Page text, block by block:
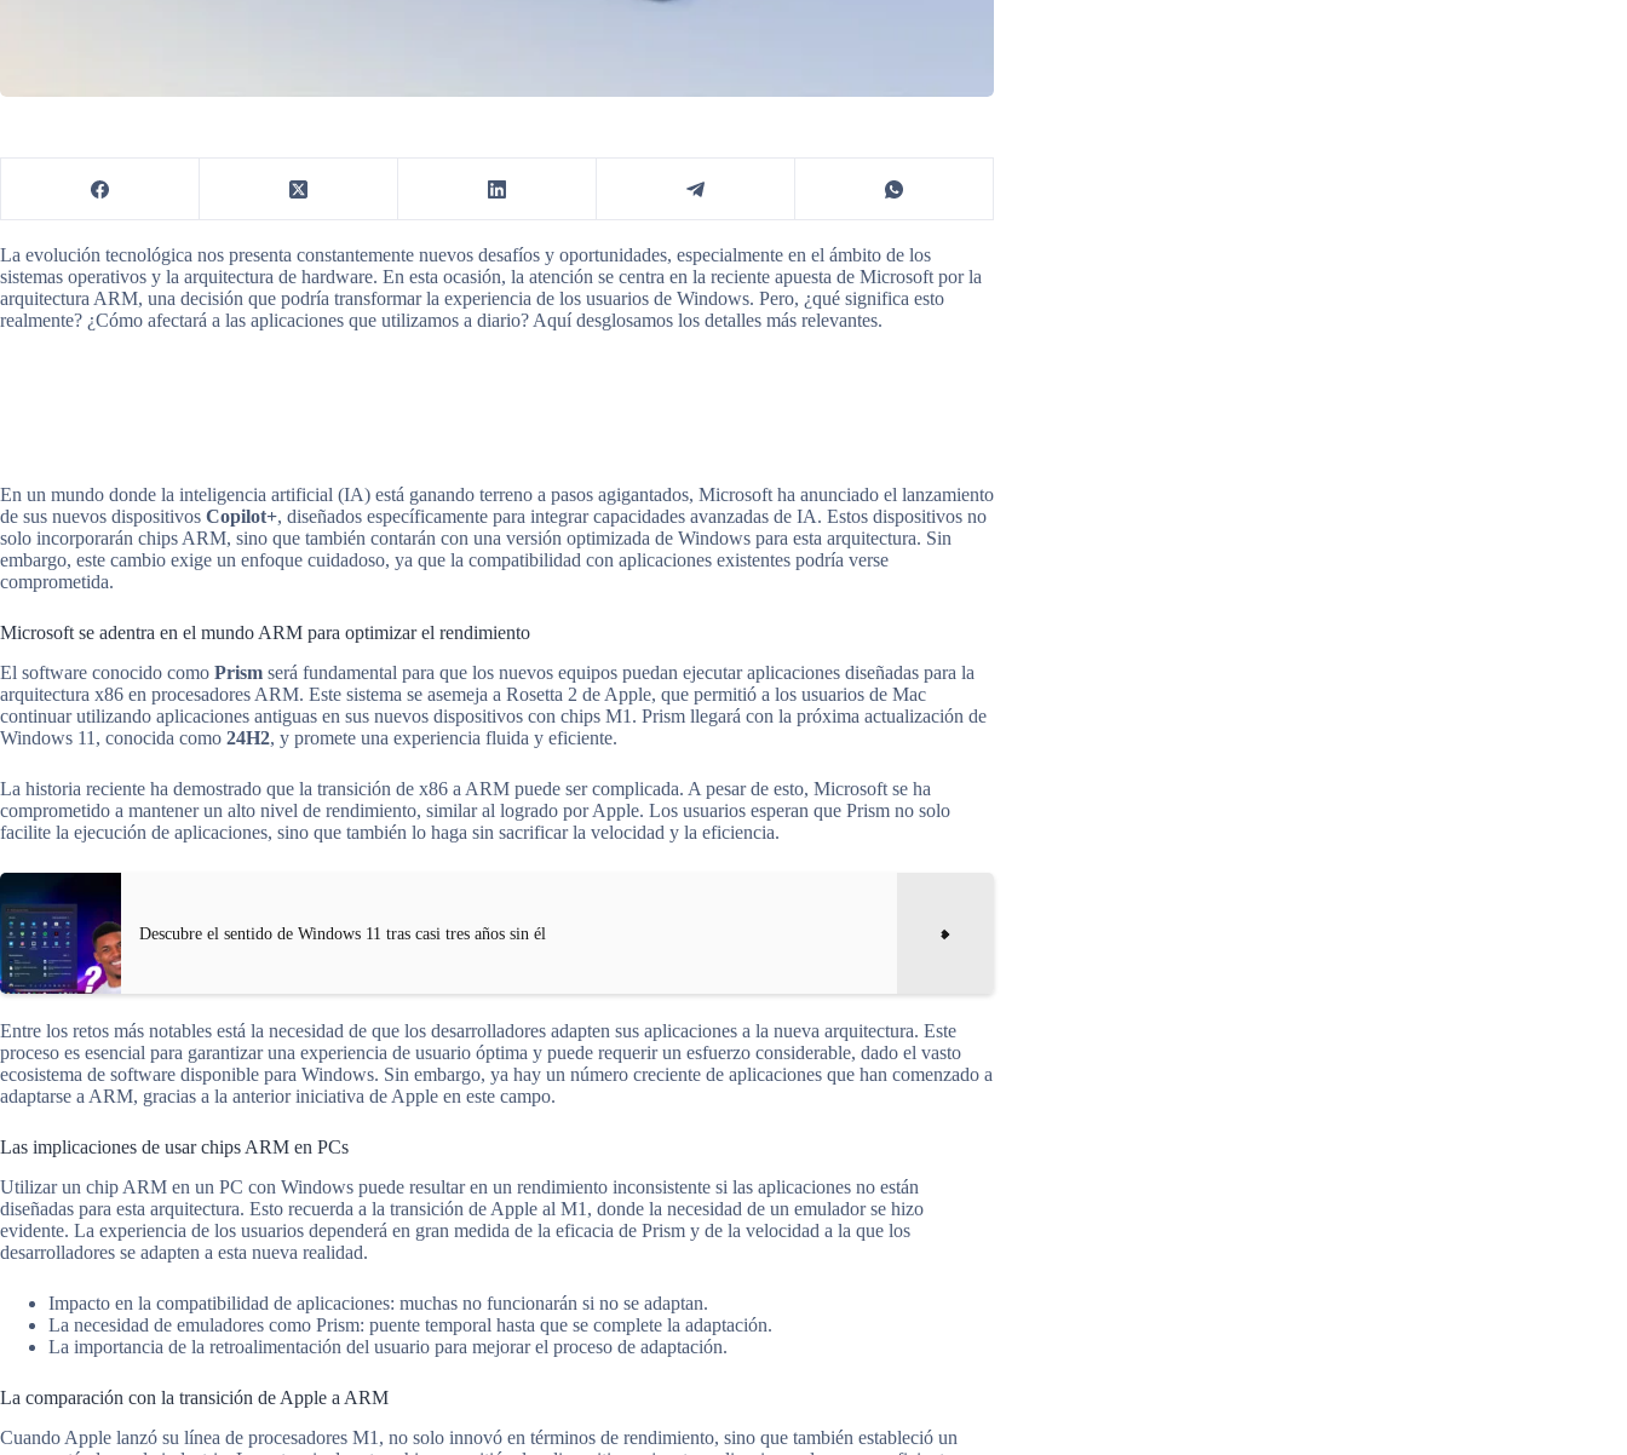
La evolución tecnológica nos presenta constantemente nuevos desafíos y oportunidades, especialmente en el ámbito de los
sistemas operativos y la arquitectura de hardware. En esta ocasión, la atención se centra en la reciente apuesta de Microsoft por la
arquitectura ARM, una decisión que podría transformar la experiencia de los usuarios de Windows. Pero, ¿qué significa esto
realmente? ¿Cómo afectará a las aplicaciones que utilizamos a diario? Aquí desglosamos los detalles más relevantes.
En un mundo donde la inteligencia artificial (IA) está ganando terreno a pasos agigantados, Microsoft ha anunciado el lanzamiento
de sus nuevos dispositivos Copilot+, diseñados específicamente para integrar capacidades avanzadas de IA. Estos dispositivos no
solo incorporarán chips ARM, sino que también contarán con una versión optimizada de Windows para esta arquitectura. Sin
embargo, este cambio exige un enfoque cuidadoso, ya que la compatibilidad con aplicaciones existentes podría verse
comprometida.
Microsoft se adentra en el mundo ARM para optimizar el rendimiento
El software conocido como Prism será fundamental para que los nuevos equipos puedan ejecutar aplicaciones diseñadas para la
arquitectura x86 en procesadores ARM. Este sistema se asemeja a Rosetta 2 de Apple, que permitió a los usuarios de Mac
continuar utilizando aplicaciones antiguas en sus nuevos dispositivos con chips M1. Prism llegará con la próxima actualización de
Windows 11, conocida como 24H2, y promete una experiencia fluida y eficiente.
La historia reciente ha demostrado que la transición de x86 a ARM puede ser complicada. A pesar de esto, Microsoft se ha
comprometido a mantener un alto nivel de rendimiento, similar al logrado por Apple. Los usuarios esperan que Prism no solo
facilite la ejecución de aplicaciones, sino que también lo haga sin sacrificar la velocidad y la eficiencia.
Descubre el sentido de Windows 11 tras casi tres años sin él
Entre los retos más notables está la necesidad de que los desarrolladores adapten sus aplicaciones a la nueva arquitectura. Este
proceso es esencial para garantizar una experiencia de usuario óptima y puede requerir un esfuerzo considerable, dado el vasto
ecosistema de software disponible para Windows. Sin embargo, ya hay un número creciente de aplicaciones que han comenzado a
adaptarse a ARM, gracias a la anterior iniciativa de Apple en este campo.
Las implicaciones de usar chips ARM en PCs
Utilizar un chip ARM en un PC con Windows puede resultar en un rendimiento inconsistente si las aplicaciones no están
diseñadas para esta arquitectura. Esto recuerda a la transición de Apple al M1, donde la necesidad de un emulador se hizo
evidente. La experiencia de los usuarios dependerá en gran medida de la eficacia de Prism y de la velocidad a la que los
desarrolladores se adapten a esta nueva realidad.
Impacto en la compatibilidad de aplicaciones: muchas no funcionarán si no se adaptan.
La necesidad de emuladores como Prism: puente temporal hasta que se complete la adaptación.
La importancia de la retroalimentación del usuario para mejorar el proceso de adaptación.
La comparación con la transición de Apple a ARM
Cuando Apple lanzó su línea de procesadores M1, no solo innovó en términos de rendimiento, sino que también estableció un